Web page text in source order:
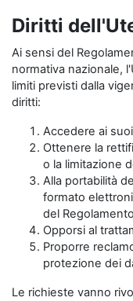
Diritti
Ai sensi del
normativa nazionale,
limiti previsti dalla
diritti:
Accedere ai
Ottenere la
o la limitazione
Alla portabilità
formato
del
Opporsi al
Proporre
protezione dei
Le richieste vanno